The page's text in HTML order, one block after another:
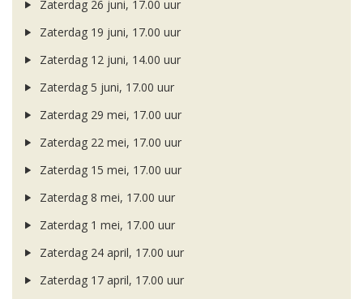
Zaterdag 26 juni, 17.00 uur
Zaterdag 19 juni, 17.00 uur
Zaterdag 12 juni, 14.00 uur
Zaterdag 5 juni, 17.00 uur
Zaterdag 29 mei, 17.00 uur
Zaterdag 22 mei, 17.00 uur
Zaterdag 15 mei, 17.00 uur
Zaterdag 8 mei, 17.00 uur
Zaterdag 1 mei, 17.00 uur
Zaterdag 24 april, 17.00 uur
Zaterdag 17 april, 17.00 uur